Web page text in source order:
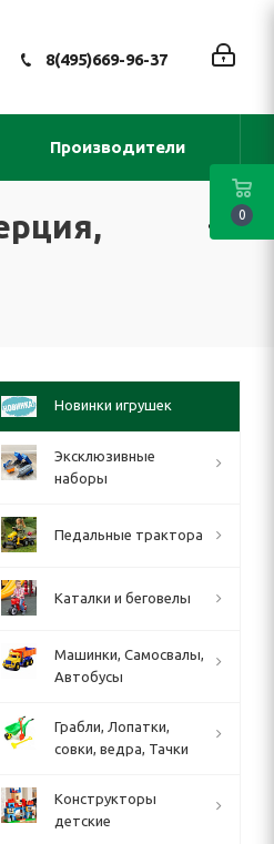
8(495)669-96-37
Производители
Новинки игрушек
Эксклюзивные
наборы
Педальные трактора
Каталки и беговелы
Машинки, Самосвалы,
Автобусы
Грабли, Лопатки,
совки, ведра, Тачки
Конструкторы
детские
0